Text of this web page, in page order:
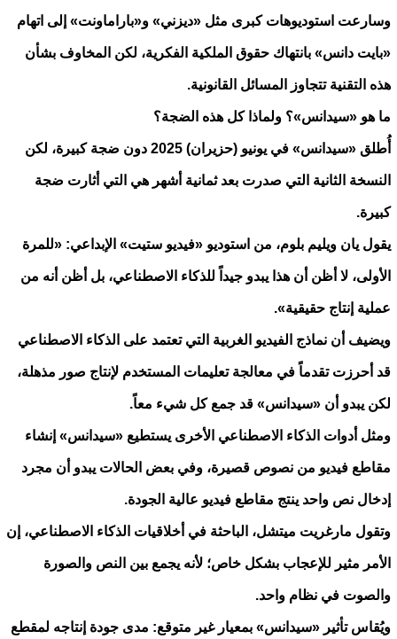
وسارعت استوديوهات كبرى مثل «ديزني» و«باراماونت» إلى اتهام
«بايت دانس» بانتهاك حقوق الملكية الفكرية، لكن المخاوف بشأن
هذه التقنية تتجاوز المسائل القانونية.
ما هو «سيدانس»؟ ولماذا كل هذه الضجة؟
أُطلق «سيدانس» في يونيو (حزيران) 2025 دون ضجة كبيرة، لكن
النسخة الثانية التي صدرت بعد ثمانية أشهر هي التي أثارت ضجة
كبيرة.
يقول يان ويليم بلوم، من استوديو «فيديو ستيت» الإبداعي: ​​«للمرة
الأولى، لا أظن أن هذا يبدو جيداً للذكاء الاصطناعي، بل أظن أنه من
عملية إنتاج حقيقية».
ويضيف أن نماذج الفيديو الغربية التي تعتمد على الذكاء الاصطناعي
قد أحرزت تقدماً في معالجة تعليمات المستخدم لإنتاج صور مذهلة،
لكن يبدو أن «سيدانس» قد جمع كل شيء معاً.
ومثل أدوات الذكاء الاصطناعي الأخرى يستطيع «سيدانس» إنشاء
مقاطع فيديو من نصوص قصيرة، وفي بعض الحالات يبدو أن مجرد
إدخال نص واحد ينتج مقاطع فيديو عالية الجودة.
وتقول مارغريت ميتشل، الباحثة في أخلاقيات الذكاء الاصطناعي، إن
الأمر مثير للإعجاب بشكل خاص؛ لأنه يجمع بين النص والصورة
والصوت في نظام واحد.
ويُقاس تأثير «سيدانس» بمعيار غير متوقع: مدى جودة إنتاجه لمقطع